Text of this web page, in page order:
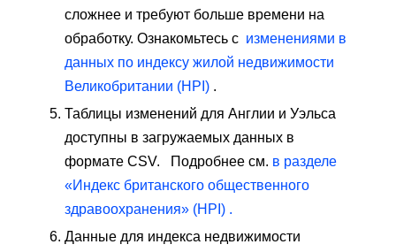
сложнее и требуют больше времени на
обработку. Ознакомьтесь с изменениями в
данных по индексу жилой недвижимости
Великобритании (HPI) .
Таблицы изменений для Англии и Уэльса
доступны в загружаемых данных в
формате CSV. Подробнее см. в разделе
«Индекс британского общественного
здравоохранения» (HPI) .
Данные для индекса недвижимости